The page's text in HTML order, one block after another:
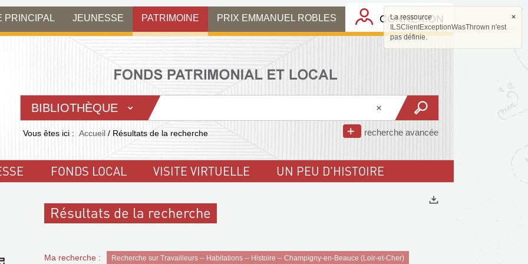
PRINCIPAL JEUNESSE PATRIMOINE PRIX EMMANUEL ROBLES CONNEXION
BIBLIOTHÈQUE
recherche avancée
Vous êtes ici : Accueil / Résultats de la recherche
FONDS LOCAL VISITE VIRTUELLE UN PEU D'HISTOIRE
Résultats de la recherche
Ma recherche : Recherche sur Travailleurs -- Habitations -- Histoire -- Champigny-en-Beauce (Loir-et-Cher)
×
La ressource
ILSClientExceptionWasThrown n'est
pas définie.